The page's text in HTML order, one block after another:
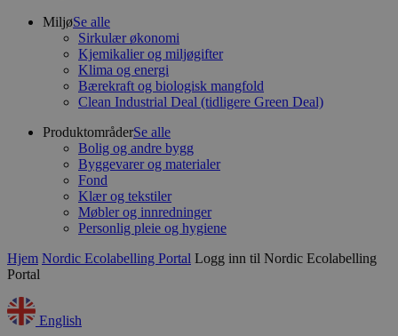
MiljøSe alle
Sirkulær økonomi
Kjemikalier og miljøgifter
Klima og energi
Bærekraft og biologisk mangfold
Clean Industrial Deal (tidligere Green Deal)
ProduktområderSe alle
Bolig og andre bygg
Byggevarer og materialer
Fond
Klær og tekstiler
Møbler og innredninger
Personlig pleie og hygiene
Hjem Nordic Ecolabelling Portal Logg inn til Nordic Ecolabelling
Portal
English